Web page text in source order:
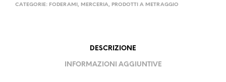
CATEGORIE: FODERAMI , MERCERIA, PRODOTTI A METRAGGIO
DESCRIZIONE
INFORMAZIONI AGGIUNTIVE